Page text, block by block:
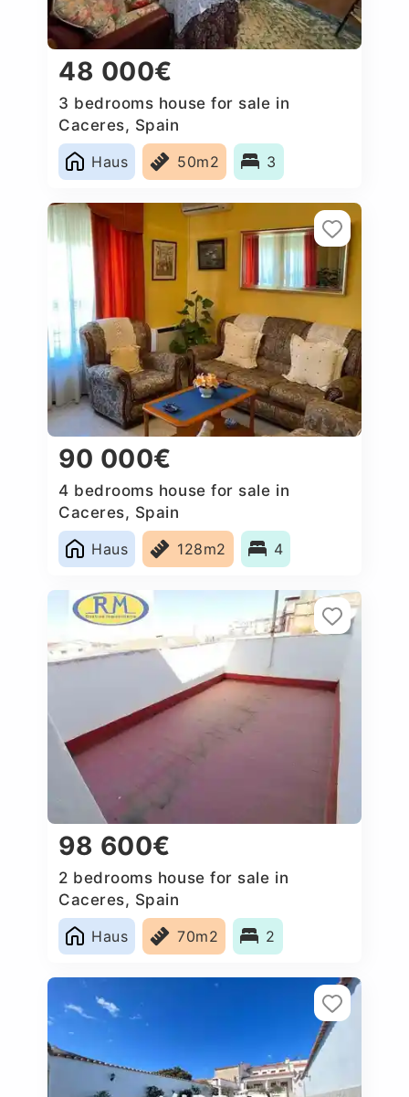
48 000€
3 bedrooms house for sale in
Caceres‎, Spain
Haus
50m2 3
90 000€
4 bedrooms house for sale in
Caceres‎, Spain
Haus
128m2 4
98 600€
2 bedrooms house for sale in
Caceres‎, Spain
Haus
70m2 2